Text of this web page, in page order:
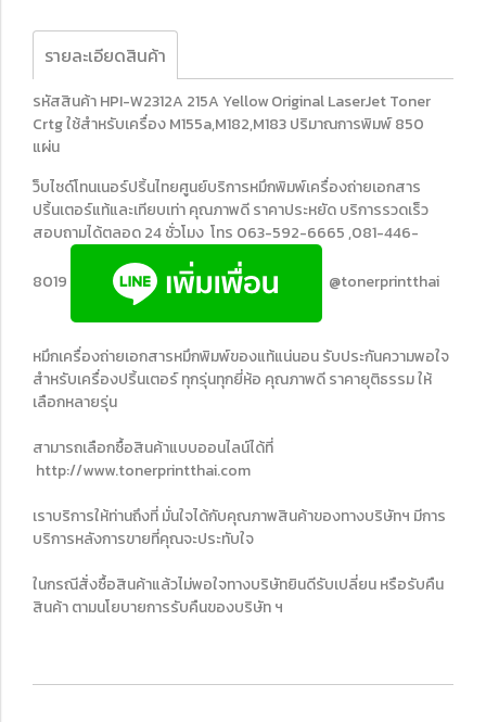
รายละเอียดสินค้า
รหัสสินค้า HPI-W2312A 215A Yellow Original LaserJet Toner
Crtg ใช้สำหรับเครื่อง M155a,M182,M183 ปริมาณการพิมพ์ 850
แผ่น
ว็บไซด์โทนเนอร์ปริ้นไทยศูนย์บริการหมึกพิมพ์เครื่องถ่ายเอกสาร
ปริ้นเตอร์แท้และเทียบเท่า คุณภาพดี ราคาประหยัด บริการรวดเร็ว
สอบถามได้ตลอด 24 ชั่วโมง โทร 063-592-6665 ,081-446-
8019 @tonerprintthai
หมึกเครื่องถ่ายเอกสารหมึกพิมพ์ของแท้แน่นอน รับประกันความพอใจ
สำหรับเครื่องปริ้นเตอร์ ทุกรุ่นทุกยี่ห้อ คุณภาพดี ราคายุติธรรม ให้
เลือกหลายรุ่น
สามารถเลือกซื้อสินค้าแบบออนไลน์ได้ที่
http://www.tonerprintthai.com
เราบริการให้ท่านถึงที่ มั่นใจได้กับคุณภาพสินค้าของทางบริษัทฯ มีการ
บริการหลังการขายที่คุณจะประทับใจ
ในกรณีสั่งซื้อสินค้าแล้วไม่พอใจทางบริษัทยินดีรับเปลี่ยน หรือรับคืน
สินค้า ตามนโยบายการรับคืนของบริษัท ฯ